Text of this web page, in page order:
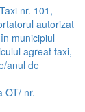
nr. 101,
autorizat
municipiul
agreat taxi,
anul de
OT/ nr.